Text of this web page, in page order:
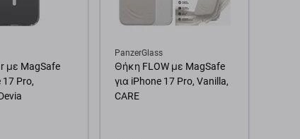
με MagSafe
17 Pro,
PanzerGlass
Θήκη FLOW με MagSafe
για iPhone 17 Pro, Vanilla,
CARE